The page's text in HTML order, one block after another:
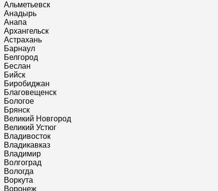
Альметьевск
Анадырь
Анапа
Архангельск
Астрахань
Барнаул
Белгород
Беслан
Бийск
Биробиджан
Благовещенск
Бологое
Брянск
Великий Новгород
Великий Устюг
Владивосток
Владикавказ
Владимир
Волгоград
Вологда
Воркута
Воронеж